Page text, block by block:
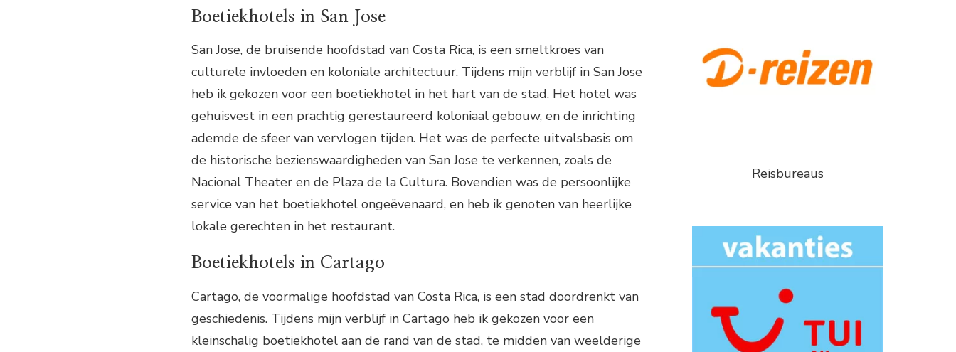
Boetiekhotels in San Jose
San Jose, de bruisende hoofdstad van Costa Rica, is een smeltkroes van
culturele invloeden en koloniale architectuur. Tijdens mijn verblijf in San Jose
heb ik gekozen voor een boetiekhotel in het hart van de stad. Het hotel was
gehuisvest in een prachtig gerestaureerd koloniaal gebouw, en de inrichting
ademde de sfeer van vervlogen tijden. Het was de perfecte uitvalsbasis om
de historische bezienswaardigheden van San Jose te verkennen, zoals de
Nacional Theater en de Plaza de la Cultura. Bovendien was de persoonlijke
service van het boetiekhotel ongeëvenaard, en heb ik genoten van heerlijke
lokale gerechten in het restaurant.
Boetiekhotels in Cartago
Cartago, de voormalige hoofdstad van Costa Rica, is een stad doordrenkt van
geschiedenis. Tijdens mijn verblijf in Cartago heb ik gekozen voor een
kleinschalig boetiekhotel aan de rand van de stad, te midden van weelderige
Reisbureaus